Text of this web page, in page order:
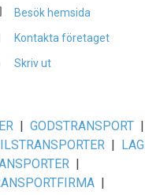
Besök hemsida
Kontakta företaget
Skriv ut
| GODSTRANSPORT |
|
|
|